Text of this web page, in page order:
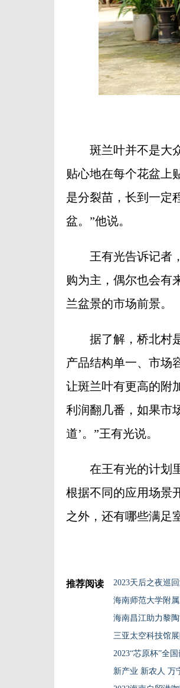
斑兰叶并不是大众
贴心地在每个花盆上
是分裂苗，长到一定
盆。”他说。
王有光告诉记者，
购为主，偶尔也会有
兰盆景的市场前景。
据了解，桥北村是
产品结构单一、市场
让斑兰叶有更高的附
利润翻几番，如果市
道’。”王有光说。
在王有光的计划里
根据不同的应用场景
之外，还有哪些满足
推荐阅读
2023天后之夜巡
海南师范大学附
海南昌江助力黎
三亚太空科技馆
2023“芯原杯”全
新产业 新农人 万